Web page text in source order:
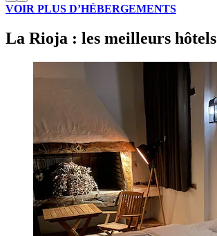
VOIR PLUS D’HÉBERGEMENTS
La Rioja : les meilleurs hôtels